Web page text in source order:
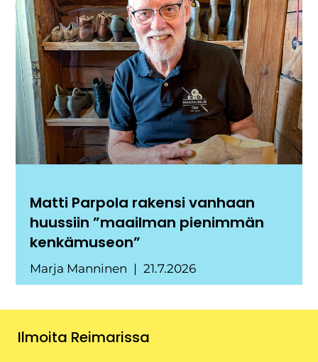
Matti Parpola rakensi vanhaan
huussiin ”maailman pienimmän
kenkämuseon”
Marja Manninen 21.7.2026
Ilmoita Reimarissa